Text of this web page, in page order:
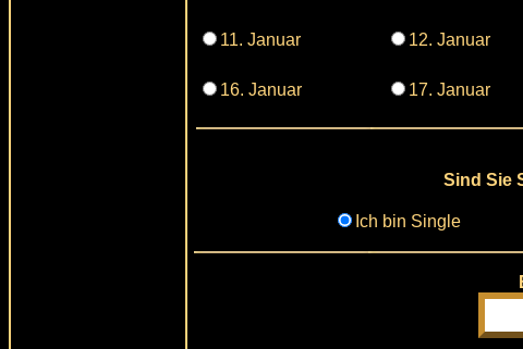
11. Januar 12. Januar
16. Januar 17. Januar
Sind Sie
Ich bin Single